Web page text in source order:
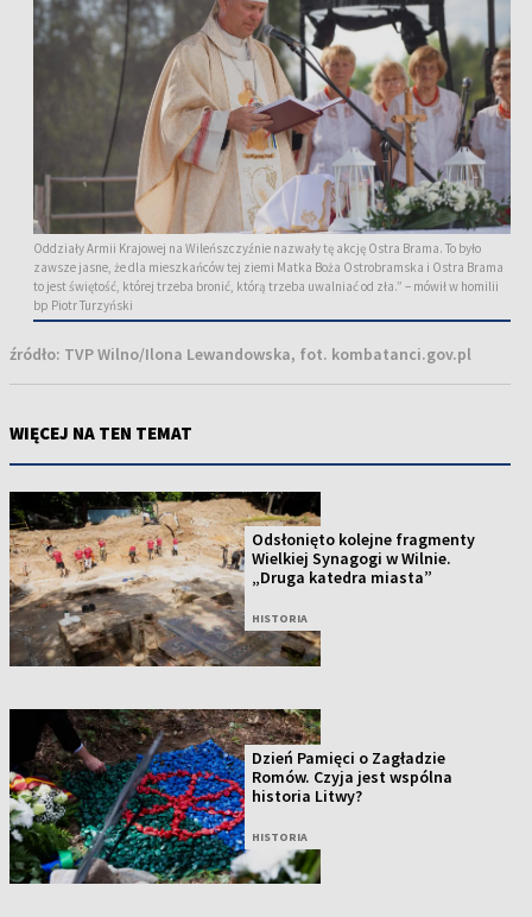
Oddziały Armii Krajowej na Wileńszczyźnie nazwały tę akcję Ostra Brama. To było
zawsze jasne, że dla mieszkańców tej ziemi Matka Boża Ostrobramska i Ostra Brama
to jest świętość, której trzeba bronić, którą trzeba uwalniać od zła.” – mówił w homilii
bp Piotr Turzyński
źródło: TVP Wilno/Ilona Lewandowska, fot. kombatanci.gov.pl
WIĘCEJ NA TEN TEMAT
Odsłonięto kolejne fragmenty
Wielkiej Synagogi w Wilnie.
„Druga katedra miasta”
HISTORIA
Dzień Pamięci o Zagładzie
Romów. Czyja jest wspólna
historia Litwy?
HISTORIA